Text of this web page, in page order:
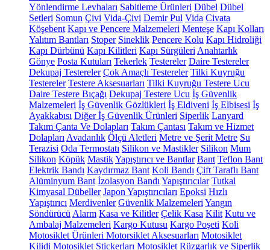
Yönlendirme Levhaları Sabitleme Ürünleri Dübel Dübel
Setleri Somun Çivi Vida-Çivi Demir Pul Vida Civata
Köşebent Kapı ve Pencere Malzemeleri Menteşe Kapı Kolları
Yalıtım Bantları Stoper Sineklik Pencere Kolu Kapı Hidroliği
Kapı Dürbünü Kapı Kilitleri Kapı Sürgüleri Anahtarlık
Gönye Posta Kutuları Tekerlek Testereler Daire Testereler
Dekupaj Testereler Çok Amaçlı Testereler Tilki Kuyruğu
Testereler Testere Aksesuarları Tilki Kuyruğu Testere Ucu
Daire Testere Bıçağı Dekupaj Testere Ucu İş Güvenlik
Malzemeleri İş Güvenlik Gözlükleri İş Eldiveni İş Elbisesi İş
Ayakkabısı Diğer İş Güvenlik Ürünleri Siperlik Lanyard
Takım Çanta Ve Dolapları Takım Çantası Takım ve Hizmet
Dolapları Avadanlık Ölçü Aletleri Metre ve Şerit Metre Su
Terazisi Oda Termostatı Silikon ve Mastikler Silikon Mum
Silikon Köpük MastikYapıştırıcı ve Bantlar Bant Teflon Bant
Elektrik Bandı Kaydırmaz Bant Koli Bandı Çift Taraflı Bant
Alüminyum Bant İzolasyon Bandı Yapıştırıcılar Tutkal
Kimyasal Dübeller Japon Yapıştırıcıları Epoksi Hızlı
Yapıştırıcı Merdivenler Güvenlik Malzemeleri Yangın
Söndürücü Alarm Kasa ve Kilitler Çelik Kasa Kilit Kutu ve
Ambalaj Malzemeleri Kargo Kutusu Kargo Poşeti Koli
Motosiklet Ürünleri Motorsiklet Aksesuarları Motosiklet
Kilidi Motosiklet Stickerları Motosiklet Rüzgarlık ve Siperlik